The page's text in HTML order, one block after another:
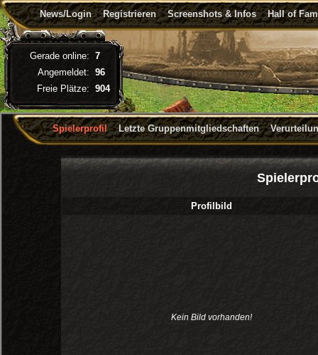
News/Login Registrieren Screenshots & Infos Hall of
Spielerprofil Letzte Gruppenmitgliedschaften
Profilbild
Kein Bild vorhanden!
Gerade online: 7
Angemeldet: 96
Freie Plätze: 904